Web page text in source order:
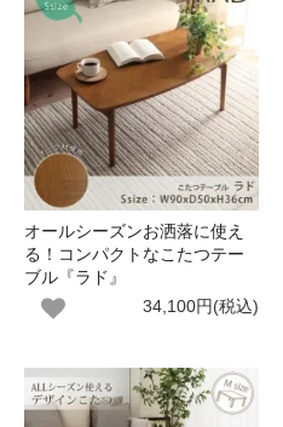
オールシーズンお洒落に使え
る！コンパクトなこたつテー
ブル『ラド』
34,100円(税込)